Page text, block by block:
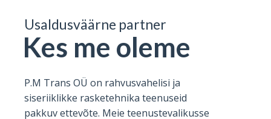
Usaldusväärne partner
Kes me oleme
P.M Trans OÜ on rahvusvahelisi ja
siseriiklikke rasketehnika teenuseid
pakkuv ettevõte. Meie teenustevalikusse